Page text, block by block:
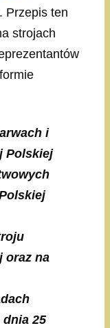
Przepis ten
strojach
i
Polskiej
oraz na
25